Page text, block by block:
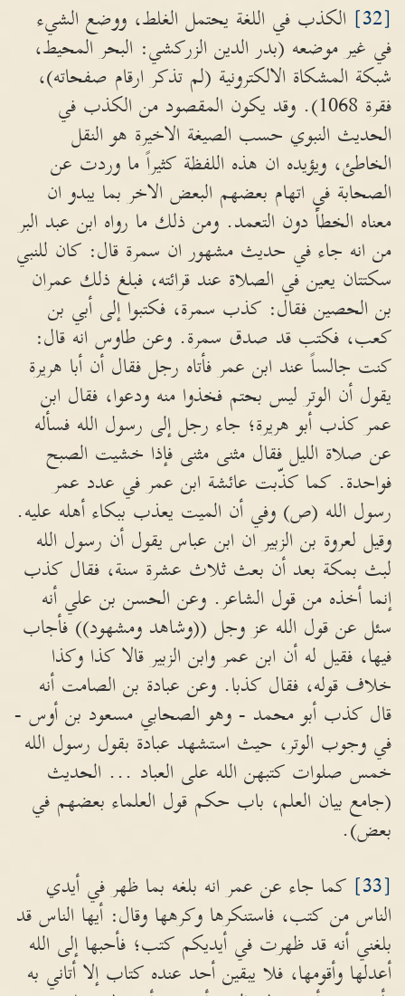
[32]
الكذب في اللغة يحتمل الغلط، ووضع الشيء
في غير موضعه (بدر الدين الزركشي: البحر المحيط،
شبكة المشكاة الالكترونية (لم تذكر ارقام صفحاته)،
فقرة 1068). وقد يكون المقصود من الكذب في
الحديث النبوي حسب الصيغة الاخيرة هو النقل
الخاطئ، ويؤيده ان هذه اللفظة كثيراً ما وردت عن
الصحابة في اتهام بعضهم البعض الاخر بما يبدو ان
معناه الخطأ دون التعمد. ومن ذلك ما رواه ابن عبد البر
من انه جاء في حديث مشهور ان سمرة قال: كان للنبي
سكتتان يعين في الصلاة عند قرائته، فبلغ ذلك عمران
بن الحصين فقال: كذب سمرة، فكتبوا إلى أبي بن
كعب، فكتب قد صدق سمرة. وعن طاوس انه قال:
كنت جالساً عند ابن عمر فأتاه رجل فقال أن أبا هريرة
يقول أن الوتر ليس بحتم فخذوا منه ودعوا، فقال ابن
عمر كذب أبو هريرة؛ جاء رجل إلى رسول الله فسأله
عن صلاة الليل فقال مثنى مثنى فإذا خشيت الصبح
فواحدة. كما كذّبت عائشة ابن عمر في عدد عمر
رسول الله (ص) وفي أن الميت يعذب ببكاء أهله عليه.
وقيل لعروة بن الزبير ان ابن عباس يقول أن رسول الله
لبث بمكة بعد أن بعث ثلاث عشرة سنة، فقال كذب
إنما أخذه من قول الشاعر. وعن الحسن بن علي أنه
سئل عن قول الله عز وجل ((وشاهد ومشهود)) فأجاب
فيها، فقيل له أن ابن عمر وابن الزبير قالا كذا وكذا
خلاف قوله، فقال كذبا. وعن عبادة بن الصامت أنه
قال كذب أبو محمد - وهو الصحابي مسعود بن أوس -
في وجوب الوتر، حيث استشهد عبادة بقول رسول الله
خمس صلوات كتبهن الله على العباد ... الحديث
(جامع بيان العلم، باب حكم قول العلماء بعضهم في
بعض).
[33]
كما جاء عن عمر انه بلغه بما ظهر في أيدي
الناس من كتب، فاستنكرها وكرهها وقال: أيها الناس قد
بلغني أنه قد ظهرت في أيديكم كتب؛ فأحبها إلى الله
أعدلها وأقومها، فلا يبقين أحد عنده كتاب إلا أتاني به